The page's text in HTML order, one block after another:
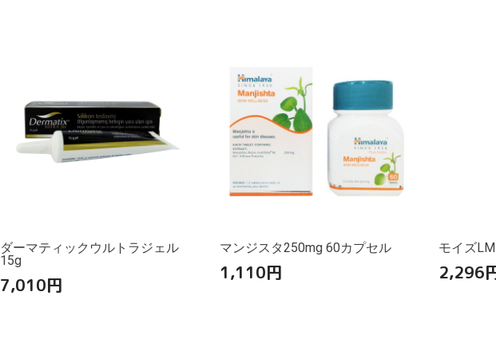
ダーマティックウルトラジェル
15g
7,010円
マンジスタ250mg 60カプセル
1,110円
モイズ
2,296